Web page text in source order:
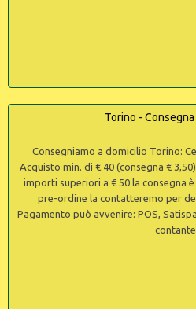
Torino -
Consegniamo a domicilio Torino:
Acquisto min. di € 40 (consegna €
importi superiori a € 50 la consegna
pre-ordine la contatteremo per
Pagamento può avvenire: POS,
contante.